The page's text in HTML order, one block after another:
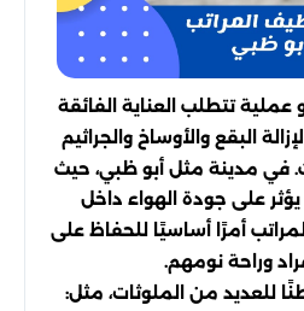
تتطلب العناية الفائقة
البقع والأوساخ والجراثيم
في مدينة مثل أبو ظبي، حيث
يؤثر على جودة الهواء داخل
أمرًا أساسيًا للحفاظ على
وراحة نومهم.
للعديد من الملوثات، مثل: